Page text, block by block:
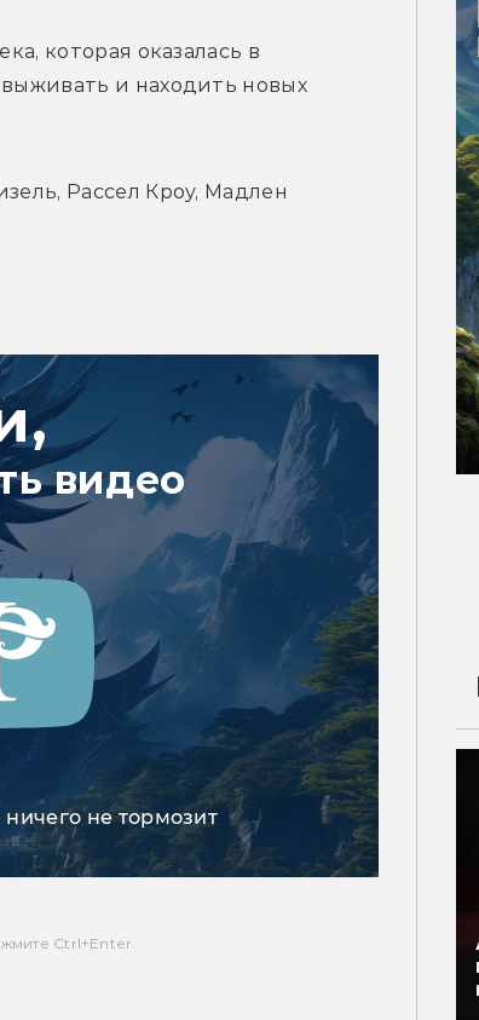
которая оказалась в
и находить новых
Рассел Кроу, Мадлен
видео
ничего не тормозит
Ctrl+Enter.